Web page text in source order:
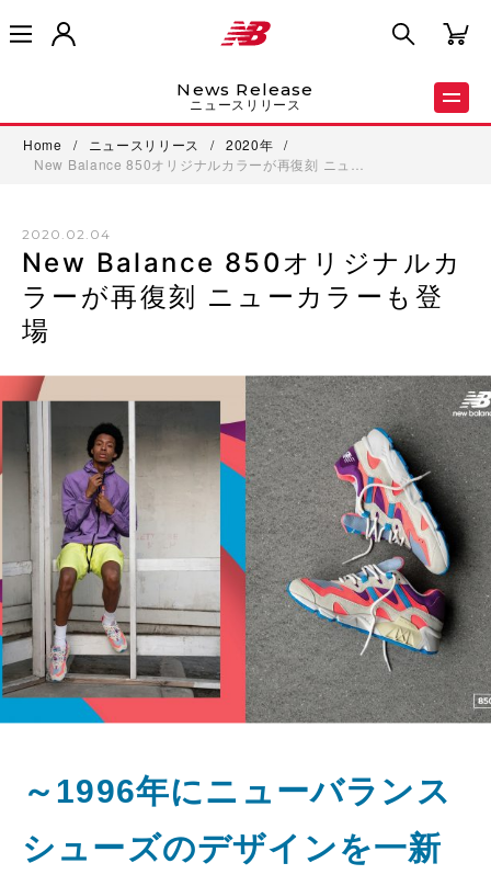
News Release
ニュースリリース
Home / ニュースリリース / 2020年
/
New Balance 850オリジナルカラーが再復刻 ニュ…
2020.02.04
New Balance 850オリジナルカ
ラーが再復刻 ニューカラーも登
場
～1996年にニューバランス
シューズのデザインを一新